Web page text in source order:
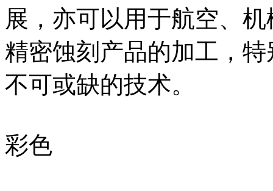
展，亦可以用于航空、
精密蚀刻产品的加工，
不可或缺的技术。
彩色